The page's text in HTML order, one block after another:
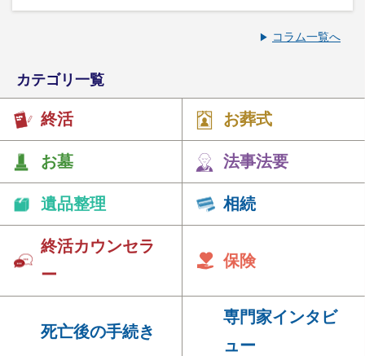
コラム一覧へ
カテゴリ一覧
終活 お葬式
お墓 法事法要
遺品整理 相続
終活カウンセラ
ー
保険
死亡後の手続き
専門家インタビ
ュー